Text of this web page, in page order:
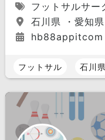
フットサルサー
石川県 ・愛知
hb88appitcom
フットサル 石川県